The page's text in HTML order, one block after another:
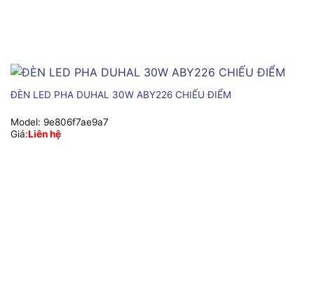
ĐÈN LED PHA DUHAL 30W ABY226 CHIẾU ĐIỂM
Model: 9e806f7ae9a7
Giá:Liên hệ